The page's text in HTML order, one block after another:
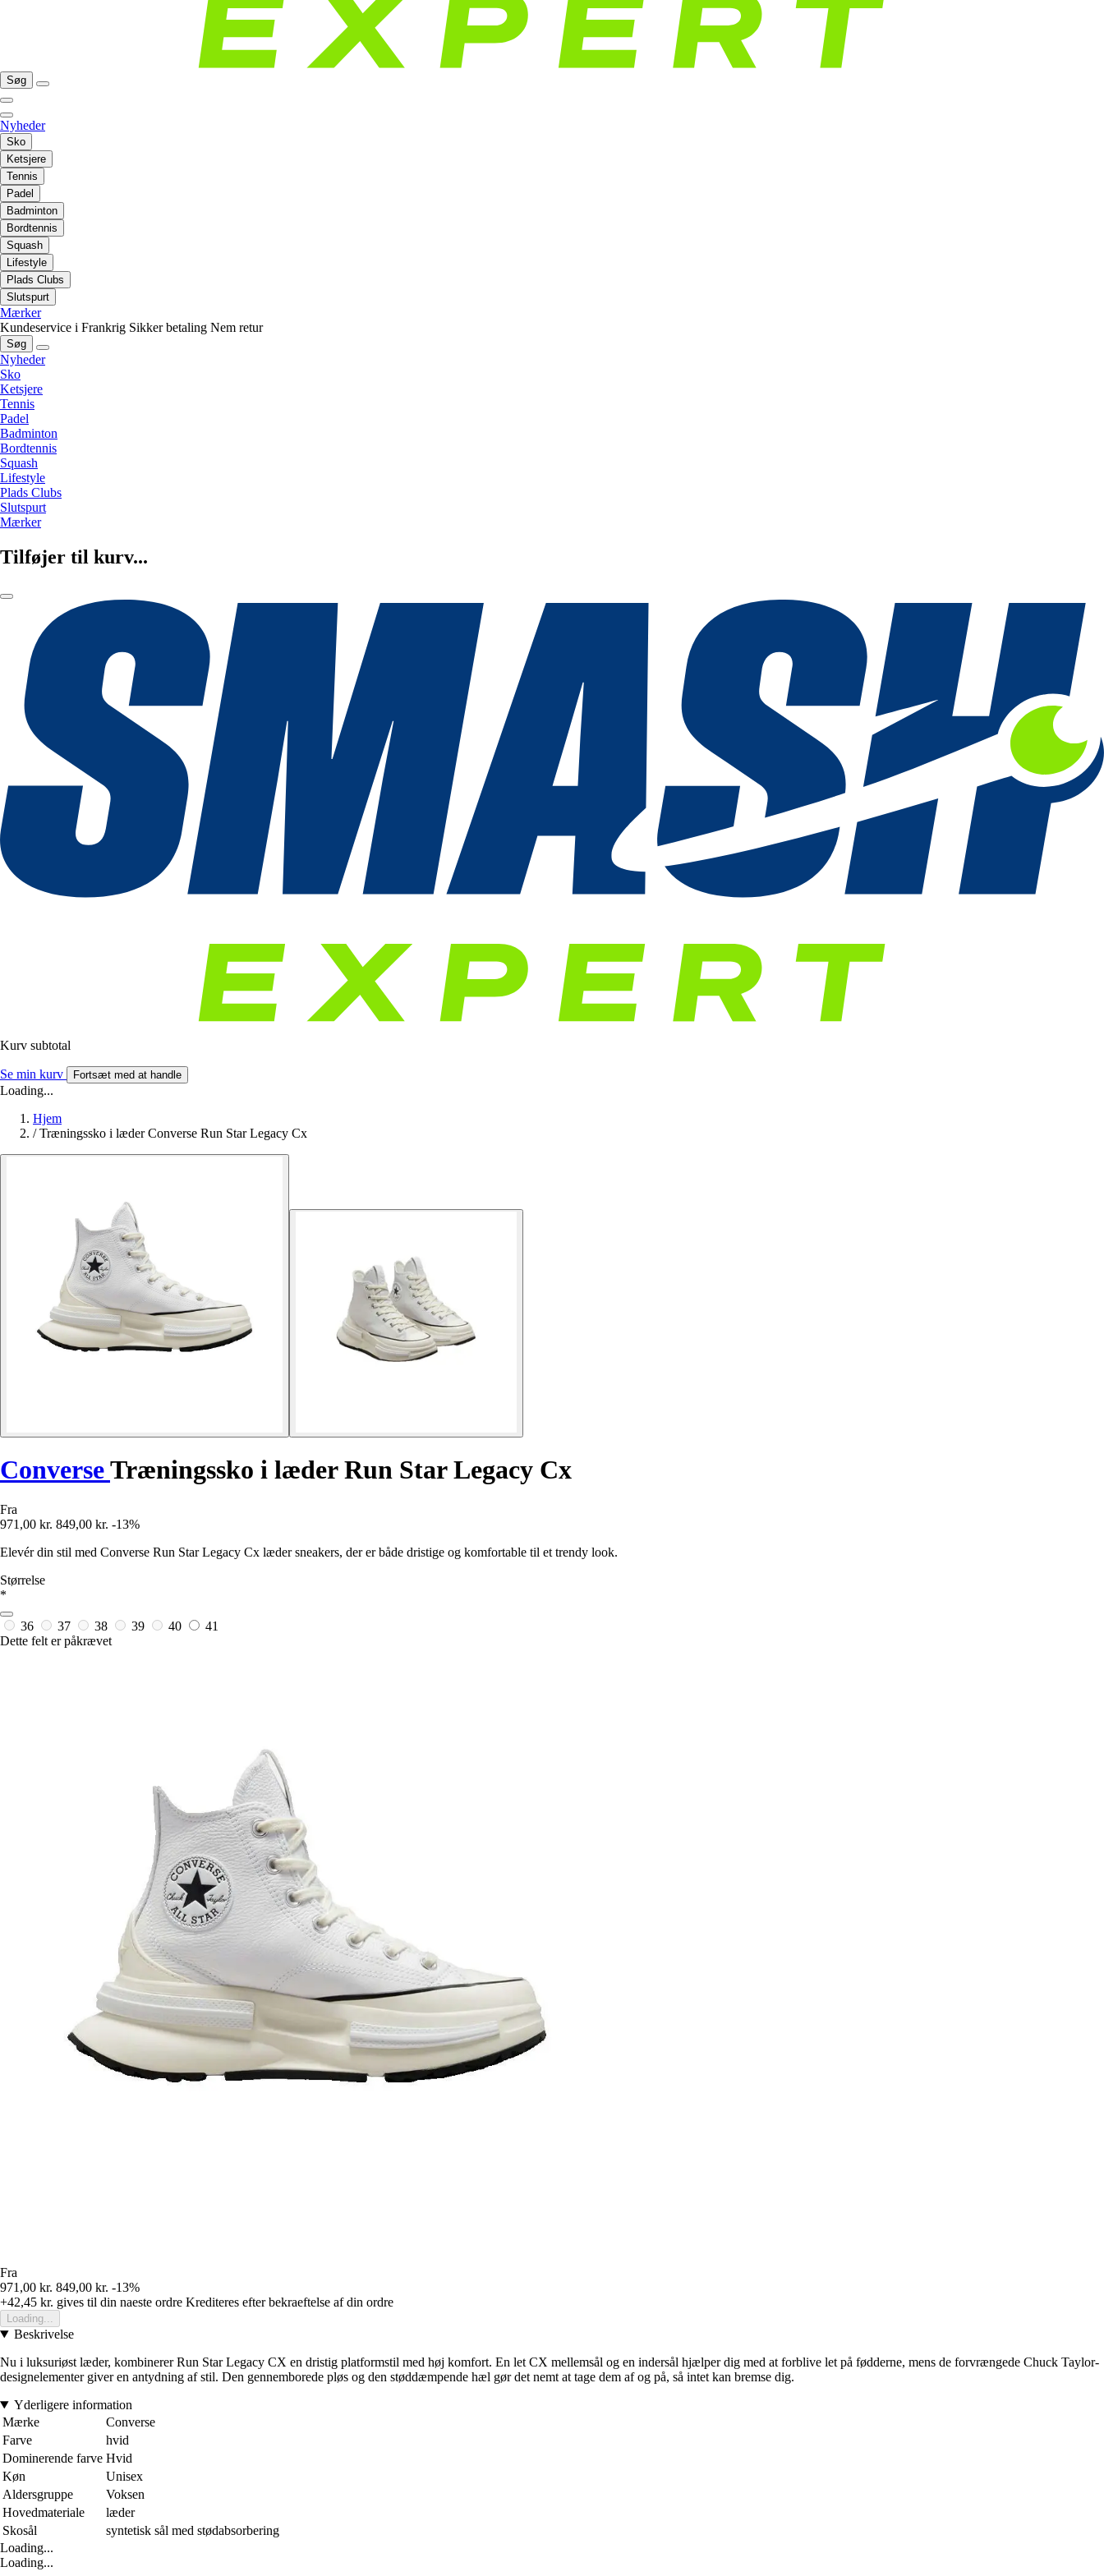
Søg
Nyheder
Sko
Ketsjere
Tennis
Padel
Badminton
Bordtennis
Squash
Lifestyle
Plads Clubs
Slutspurt
Mærker
Kundeservice i Frankrig Sikker betaling Nem retur
Søg
Nyheder
Sko
Ketsjere
Tennis
Padel
Badminton
Bordtennis
Squash
Lifestyle
Plads Clubs
Slutspurt
Mærker
Tilføjer til kurv...
Kurv subtotal
Se min kurv Fortsæt med at handle
Loading...
Hjem
/ Træningssko i læder Converse Run Star Legacy Cx
ConverseTræningssko i læder Run Star Legacy Cx
Fra
971,00 kr. 849,00 kr. -13%
Elevér din stil med Converse Run Star Legacy Cx læder sneakers, der er både dristige og komfortable til et trendy look.
Størrelse
*
36 37 38 39 40
41
Dette felt er påkrævet
Fra
971,00 kr. 849,00 kr. -13%
+42,45 kr. gives til din naeste ordre Krediteres efter bekraeftelse af din ordre
Loading...
Beskrivelse
Nu i luksuriøst læder, kombinerer Run Star Legacy CX en dristig platformstil med høj komfort. En let CX mellemsål og en indersål hjælper dig med at forblive let på fødderne, mens de forvrængede Chuck Taylor-
designelementer giver en antydning af stil. Den gennemborede pløs og den støddæmpende hæl gør det nemt at tage dem af og på, så intet kan bremse dig.
Yderligere information
Mærke
Converse
Farve
hvid
Dominerende farve Hvid
Køn
Unisex
Aldersgruppe
Voksen
Hovedmateriale
læder
Skosål
syntetisk sål med stødabsorbering
Loading...
Loading...